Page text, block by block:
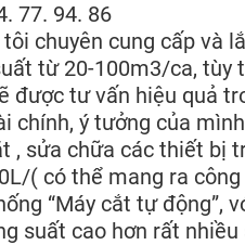
77. 94. 86
chuyên cung cấp và
từ 20-100m3/ca, tùy
tư vấn hiệu quả
chính, ý tưởng của
chữa các thiết bị
( có thể mang ra
“Máy cắt tự động”,
suất cao hơn rất